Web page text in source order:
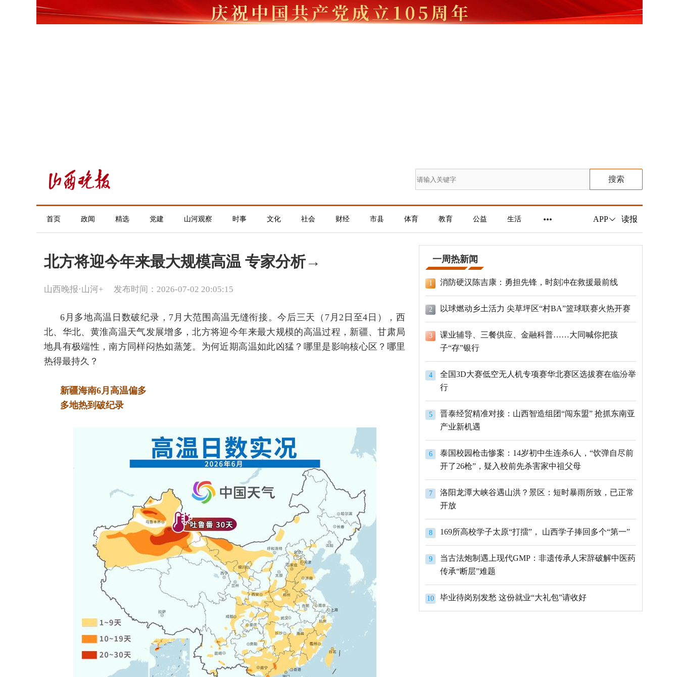
搜索
首页 政闻 精选 党建 山河观察 时事 文化 社会 财经 市县 体育 教育 公益 生活 APP 读报
北方将迎今年来最大规模高温 专家分析→
山西晚报·山河+ 发布时间：2026-07-02 20:05:15
6月多地高温日数破纪录，7月大范围高温无缝衔接。今后三天（7月2日至4日），西
北、华北、黄淮高温天气发展增多，北方将迎今年来最大规模的高温过程，新疆、甘肃局
地具有极端性，南方同样闷热如蒸笼。为何近期高温如此凶猛？哪里是影响核心区？哪里
热得最持久？
新疆海南6月高温偏多
多地热到破纪录
一周热新闻
1 消防硬汉陈吉康：勇担先锋，时刻冲在救援最前线
2 以球燃动乡土活力 尖草坪区“村BA”篮球联赛火热开赛
3
课业辅导、三餐供应、金融科普……大同喊你把孩
子“存”银行
4
全国3D大赛低空无人机专项赛华北赛区选拔赛在临汾举
行
5
晋泰经贸精准对接：山西智造组团“闯东盟” 抢抓东南亚
产业新机遇
6
泰国校园枪击惨案：14岁初中生连杀6人，“饮弹自尽前
开了26枪”，疑入校前先杀害家中祖父母
7
洛阳龙潭大峡谷遇山洪？景区：短时暴雨所致，已正常
开放
8 169所高校学子太原“打擂”， 山西学子捧回多个“第一”
9
当古法炮制遇上现代GMP：非遗传承人宋辞破解中医药
传承“断层”难题
10 毕业待岗别发愁 这份就业“大礼包”请收好